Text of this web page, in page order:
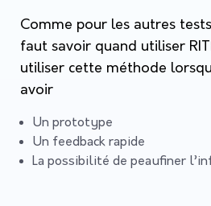
Comme pour les autres
faut savoir quand utiliser
utiliser cette méthode
avoir
Un prototype
Un feedback rapide
La possibilité de peaufiner